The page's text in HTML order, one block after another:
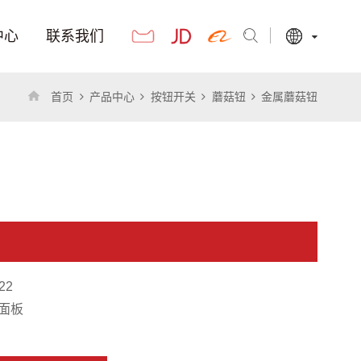
心 联系我们
首页 产品中心 按钮开关 蘑菇钮 金属蘑菇钮
板